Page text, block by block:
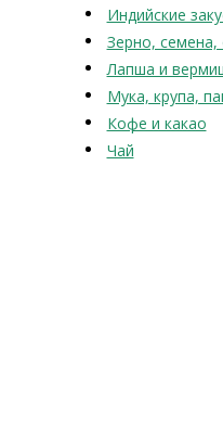
Индийские
Зерно, семена,
Лапша и
Мука, крупа,
Кофе и какао
Чай